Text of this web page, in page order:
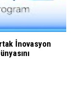
İnovasyon